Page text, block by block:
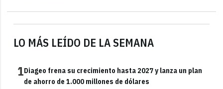
LO MÁS LEÍDO DE LA SEMANA
1Diageo frena su crecimiento hasta 2027 y lanza un plan
de ahorro de 1.000 millones de dólares